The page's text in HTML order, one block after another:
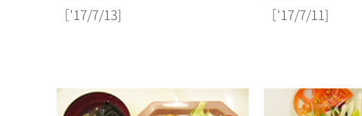
［'17/7/13] ［'17/7/11]